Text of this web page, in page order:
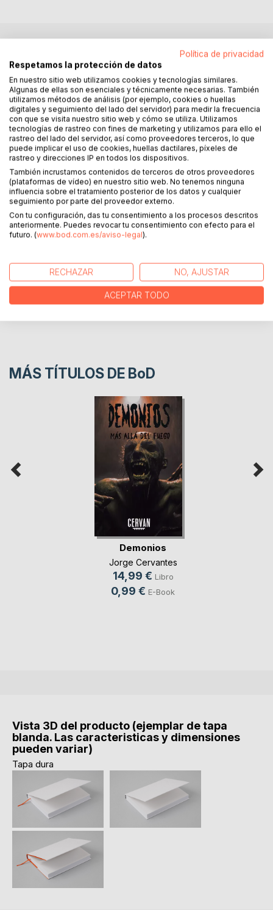
El elefante estaba harto de vivir en su jaula del zoo hasta
que, gracias a un descuido del cuidador, pudo escapar. La
gran ciudad era aterradora, pero en ella descubrió lo que
mas le gustaba en el mundo; la música.
El tigre era el animal mas peligroso del bosque mágico,
pero tuvo que aprender pero las malas que no se puede
comer sin medida. Menos aún las chucherías de la casa de
la bruja.
SOBRE EL AUTOR
MÁS TÍTULOS DE BoD
Demonios
Jorge Cervantes
14,99 € Libro
0,99 € E-Book
Vista 3D del producto (ejemplar de tapa
blanda. Las caracteristicas y dimensiones
pueden variar)
Tapa dura
Política de privacidad
Respetamos la protección de datos
En nuestro sitio web utilizamos cookies y tecnologías similares.
Algunas de ellas son esenciales y técnicamente necesarias. También
utilizamos métodos de análisis (por ejemplo, cookies o huellas
digitales y seguimiento del lado del servidor) para medir la frecuencia
con que se visita nuestro sitio web y cómo se utiliza. Utilizamos
tecnologías de rastreo con fines de marketing y utilizamos para ello el
rastreo del lado del servidor, así como proveedores terceros, lo que
puede implicar el uso de cookies, huellas dactilares, píxeles de
rastreo y direcciones IP en todos los dispositivos.
También incrustamos contenidos de terceros de otros proveedores
(plataformas de vídeo) en nuestro sitio web. No tenemos ninguna
influencia sobre el tratamiento posterior de los datos y cualquier
seguimiento por parte del proveedor externo.
Con tu configuración, das tu consentimiento a los procesos descritos
anteriormente. Puedes revocar tu consentimiento con efecto para el
futuro. (www.bod.com.es/aviso-legal).
RECHAZAR NO, AJUSTAR
ACEPTAR TODO